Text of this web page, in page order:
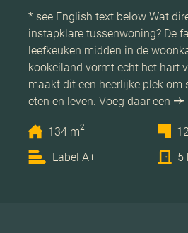
* see English text below Wat
instapklare tussenwoning? De
leefkeuken midden in de
kookeiland vormt echt het hart
maakt dit een heerlijke plek om
eten en leven. Voeg daar een
134 m2
Label A+ 5